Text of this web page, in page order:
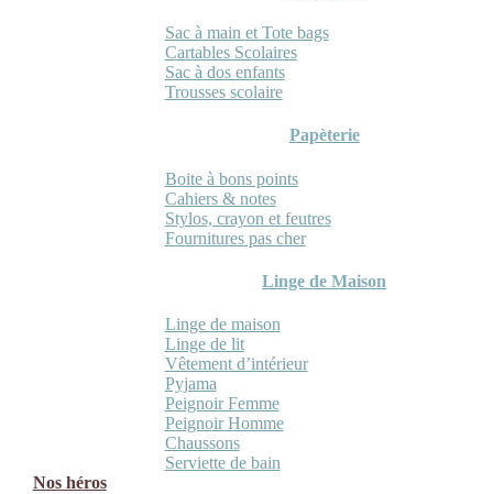
Sac à main et Tote bags
Cartables Scolaires
Sac à dos enfants
Trousses scolaire
Papèterie
Boite à bons points
Cahiers & notes
Stylos, crayon et feutres
Fournitures pas cher
Linge de Maison
Linge de maison
Linge de lit
Vêtement d’intérieur
Pyjama
Peignoir Femme
Peignoir Homme
Chaussons
Serviette de bain
Nos héros